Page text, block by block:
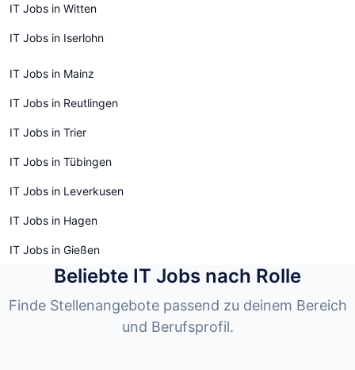
IT Jobs in Witten
IT Jobs in Iserlohn
IT Jobs in Mainz
IT Jobs in Reutlingen
IT Jobs in Trier
IT Jobs in Tübingen
IT Jobs in Leverkusen
IT Jobs in Hagen
IT Jobs in Gießen
Beliebte IT Jobs nach Rolle
Finde Stellenangebote passend zu deinem Bereich
und Berufsprofil.